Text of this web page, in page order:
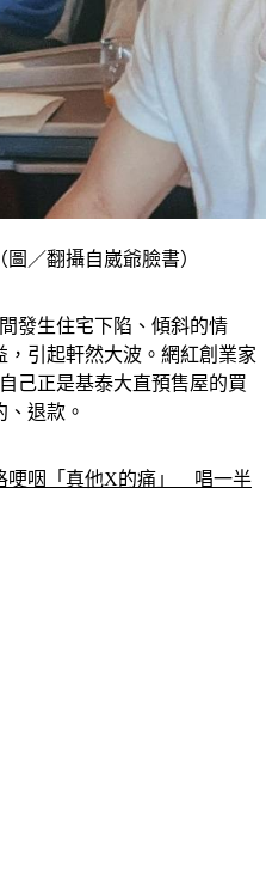
／翻攝自崴爺臉書）
發生住宅下陷、傾斜的情
引起軒然大波。網紅創業家
己正是基泰大直預售屋的買
退款。
哽咽「真他X的痛」　唱一半